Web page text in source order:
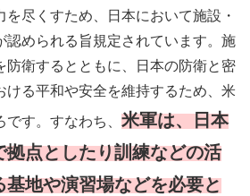
尽くすため、日本において施設・
認められる旨規定されています。施
防衛するとともに、日本の防衛と密
ける平和や安全を維持するため、米
す。すなわち、 米軍は、日本
拠点としたり訓練などの活
基地や演習場などを必要と